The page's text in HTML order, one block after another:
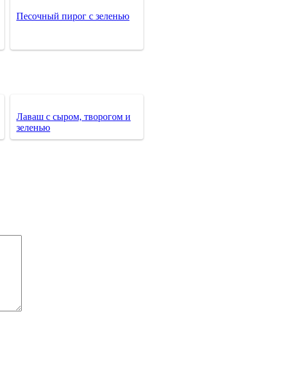
Песочный пирог с зеленью
Лаваш с сыром, творогом и
зеленью